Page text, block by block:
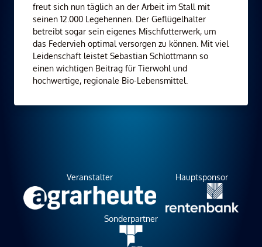
freut sich nun täglich an der Arbeit im Stall mit
seinen 12.000 Legehennen. Der Geflügelhalter
betreibt sogar sein eigenes Mischfutterwerk, um
das Federvieh optimal versorgen zu können. Mit viel
Leidenschaft leistet Sebastian Schlottmann so
einen wichtigen Beitrag für Tierwohl und
hochwertige, regionale Bio-Lebensmittel.
Veranstalter Hauptsponsor
Sonderpartner